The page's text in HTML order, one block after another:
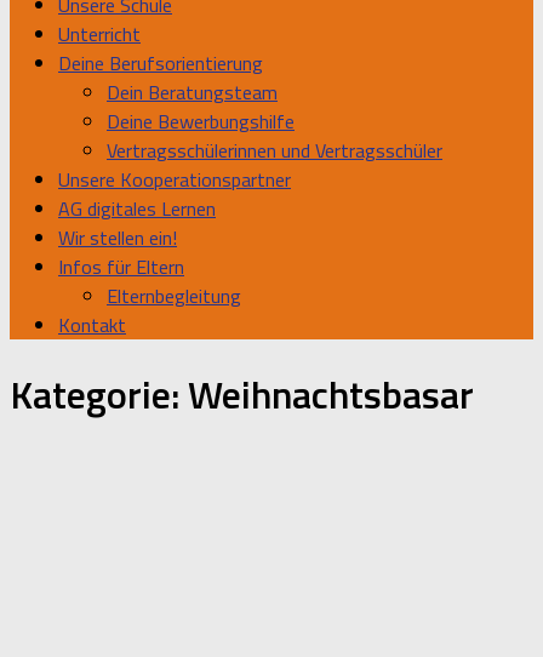
Unterricht
Deine Berufsorientierung
Dein Beratungsteam
Deine Bewerbungshilfe
Vertragsschülerinnen und Vertragsschüler
Unsere Kooperationspartner
AG digitales Lernen
Wir stellen ein!
Infos für Eltern
Elternbegleitung
Kontakt
Kategorie:Weihnachtsbasar